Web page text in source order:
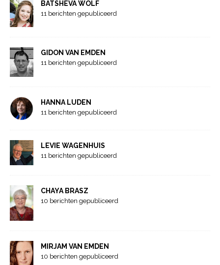
BATSHEVA WOLF
11 berichten gepubliceerd
GIDON VAN EMDEN
11 berichten gepubliceerd
HANNA LUDEN
11 berichten gepubliceerd
LEVIE WAGENHUIS
11 berichten gepubliceerd
CHAYA BRASZ
10 berichten gepubliceerd
MIRJAM VAN EMDEN
10 berichten gepubliceerd